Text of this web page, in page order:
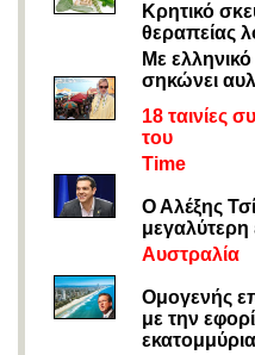
Κρητικό
θεραπείας
Με
σηκώνει
18 ταινίες
του
Time
Ο Αλέξης
Αυστραλία
Ομογενής
με την